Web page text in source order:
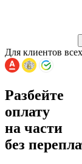
Для клиентов
Разбейте
оплату
на части
без